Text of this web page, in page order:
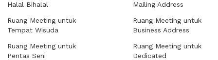
Halal Bihalal
Ruang Meeting untuk
Tempat Wisuda
Ruang Meeting untuk
Pentas Seni
Mailing Address
Ruang Meeting untuk
Business Address
Ruang Meeting untuk
Dedicated